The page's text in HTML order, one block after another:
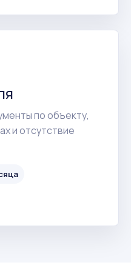
по объекту,
и отсутствие